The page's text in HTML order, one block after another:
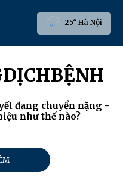
25° Hà Nội
đang chuyển nặng -
như thế nào?